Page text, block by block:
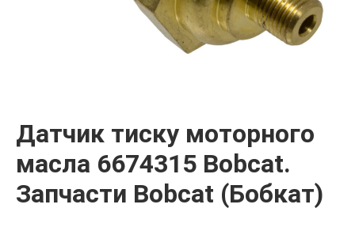
Датчик тиску моторного
масла 6674315 Bobcat.
Запчасти Bobcat (Бобкат)